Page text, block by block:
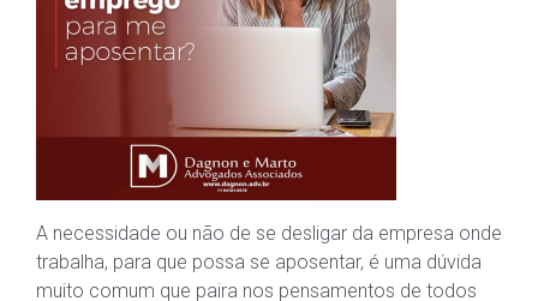
A necessidade ou não de se desligar da empresa onde
trabalha, para que possa se aposentar, é uma dúvida
muito comum que paira nos pensamentos de todos